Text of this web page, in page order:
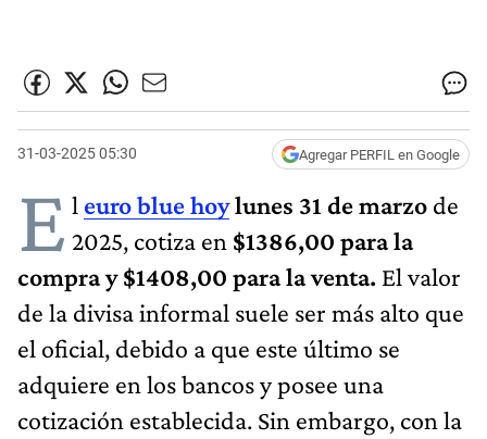
31-03-2025 05:30 Agregar PERFIL en Google
E l euro blu​e hoylunes 31 de marzo de
2025, cotiza en $1386,00 para la
compra y $1408,00 para la venta. El valor
de la divisa informal suele ser más alto que
el oficial, debido a que este último se
adquiere en los bancos y posee una
cotización establecida. Sin embargo, con la